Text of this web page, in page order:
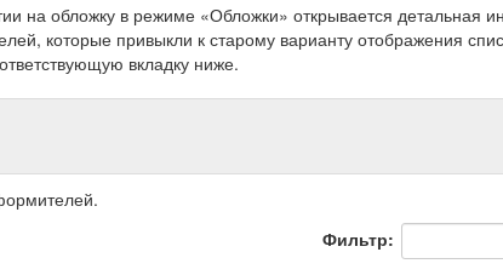
на обложку в режиме «Обложки» открывается детальная
которые привыкли к старому варианту отображения
вкладку ниже.
Фильтр: